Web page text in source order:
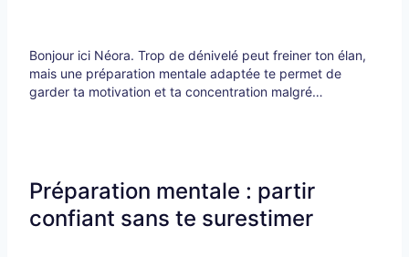
Bonjour ici Néora. Trop de dénivelé peut freiner ton élan,
mais une préparation mentale adaptée te permet de
garder ta motivation et ta concentration malgré…
Préparation mentale : partir
confiant sans te surestimer